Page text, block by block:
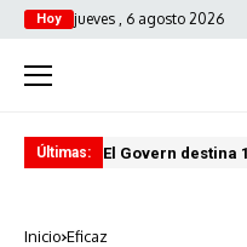
Hoy jueves , 6 agosto 2026
Últimas: El Govern destina
Inicio Eficaz